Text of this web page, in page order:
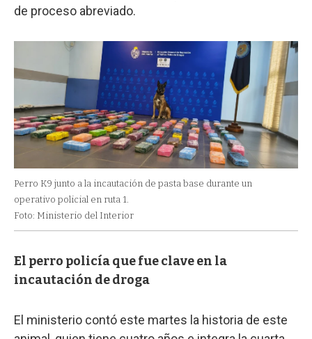
de proceso abreviado.
Perro K9 junto a la incautación de pasta base durante un
operativo policial en ruta 1.
Foto: Ministerio del Interior
El perro policía que fue clave en la
incautación de droga
El ministerio contó este martes la historia de este